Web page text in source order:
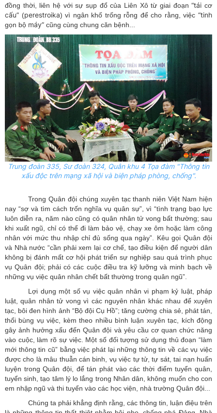
đồng thời, liên hệ với sự sụp đổ của Liên Xô từ giai đoạn“tái cơ
cấu” (perestroika) vì ngân khố trống rỗng để cho rằng, việc“tinh
gọn bộ máy” cũng cùng chung căn bệnh...
Trung đoàn 335, Sư đoàn 324, Quân khu 4 Tọa đàm "Thông tin
xấu độc trên mạng xã hội và biện pháp phòng, chống".
Trong Quân đội chúng xuyên tạc thanh niên Việt Nam hiện
nay “sợ và tìm cách trốn nghĩa vụ quân sự”, vì “tình trạng bạo lực
luôn diễn ra, năm nào cũng có quân nhân tử vong bất thường; sau
khi xuất ngũ, chỉ có thể đi làm bảo vệ, chạy xe ôm hoặc làm công
nhân với mức thu nhập chỉ đủ sống qua ngày”. Kêu gọi Quân đội
và Nhà nước “cần phải xem lại cơ chế, tạo điều kiện để người dân
không bị đánh mất cơ hội phát triển sự nghiệp sau quá trình phục
vụ Quân đội; phải có các cuộc điều tra kỹ lưỡng và minh bạch về
những vụ việc quân nhân chết bất thường trong quân ngũ”.
Lợi dụng một số vụ việc quân nhân vi phạm kỷ luật, pháp
luật, quân nhân tử vong vì các nguyên nhân khác nhau để xuyên
tạc, bôi đen hình ảnh “Bộ đội Cụ Hồ”; tăng cường chia sẻ, phát tán,
thổi bùng vụ việc, kèm theo nhiều bình luận xuyên tạc, kích động
gây ảnh hưởng xấu đến Quân đội và yêu cầu cơ quan chức năng
vào cuộc, làm rõ sự việc. Một số đối tượng sử dụng thủ đoạn “làm
mới thông tin cũ” bằng việc phát lại những thông tin về các vụ việc
được cho là mâu thuẫn cán binh, vụ việc tự tử, tự sát, tai nạn huấn
luyện trong Quân đội, để tán phát vào các thời điểm tuyển quân,
tuyển sinh, tạo tâm lý lo lắng trong Nhân dân, không muốn cho con
em nhập ngũ và thi tuyển vào các học viện, nhà trường Quân đội...
Chúng ta phải khẳng định rằng, các thông tin, luận điệu trên